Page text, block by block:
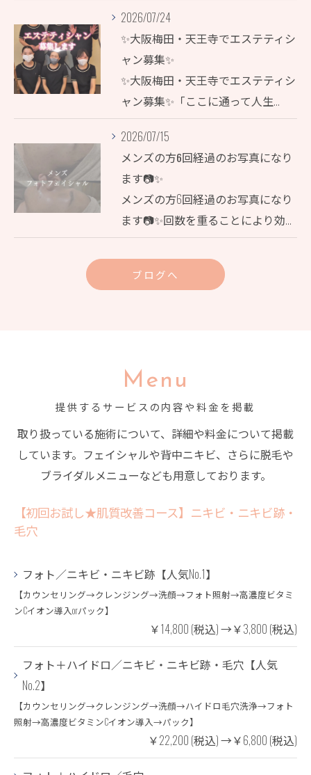
2026/07/24
✨大阪梅田・天王寺でエステティシ
ャン募集✨
✨大阪梅田・天王寺でエステティシ
ャン募集✨「ここに通って人生…
2026/07/15
メンズの方6回経過のお写真になり
ます📷✨
メンズの方6回経過のお写真になり
ます📷✨回数を重ることにより効…
ブログへ
提供するサービスの内容や料金を掲載
Menu
取り扱っている施術について、詳細や料金について掲載
しています。フェイシャルや背中ニキビ、さらに脱毛や
ブライダルメニューなども用意しております。
【初回お試し★肌質改善コース】ニキビ・ニキビ跡・
毛穴
フォト／ニキビ・ニキビ跡【人気No.1】
【カウンセリング→クレンジング→洗顔→フォト照射→高濃度ビタミ
ンCイオン導入orパック】
￥14,800 (税込) →￥3,800 (税込)
フォト＋ハイドロ／ニキビ・ニキビ跡・毛穴【人気
No.2】
【カウンセリング→クレンジング→洗顔→ハイドロ毛穴洗浄→フォト
照射→高濃度ビタミンCイオン導入→パック】
￥22,200 (税込) →￥6,800 (税込)